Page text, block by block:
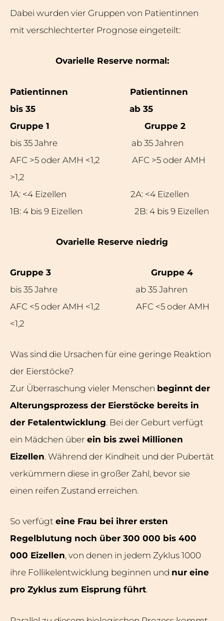
Dabei wurden vier Gruppen von Patientinnen
mit verschlechterter Prognose eingeteilt:
Ovarielle Reserve normal:
Patientinnen
Patientinnen
bis 35
ab 35
Gruppe 1 Gruppe 2
bis 35 Jahre ab 35 Jahren
AFC >5 oder AMH <1,2 AFC >5 oder AMH
>1,2
1A: <4 Eizellen 2A: <4 Eizellen
1B: 4 bis 9 Eizellen 2B: 4 bis 9 Eizellen
Ovarielle Reserve niedrig
Gruppe 3 Gruppe 4
bis 35 Jahre ab 35 Jahren
AFC <5 oder AMH <1,2 AFC <5 oder AMH
<1,2
Was sind die Ursachen für eine geringe Reaktion
der Eierstöcke?
Zur Überraschung vieler Menschen beginnt der
Alterungsprozess der Eierstöcke bereits in
der Fetalentwicklung. Bei der Geburt verfügt
ein Mädchen über ein bis zwei Millionen
Eizellen. Während der Kindheit und der Pubertät
verkümmern diese in großer Zahl, bevor sie
einen reifen Zustand erreichen.
So verfügt eine Frau bei ihrer ersten
Regelblutung noch über 300 000 bis 400
000 Eizellen, von denen in jedem Zyklus 1000
ihre Follikelentwicklung beginnen und nur eine
pro Zyklus zum Eisprung führt.